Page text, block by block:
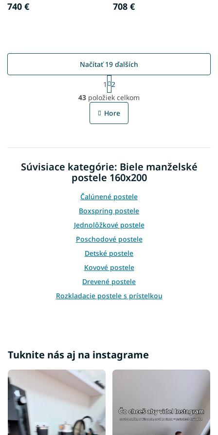
740 € 708 €
O
v
l
á
c
e
p
r
v
k
y
v
ý
p
i
s
u
Načítať 19 ďalších
S
t
r
á
n
a
e
1
2
43 položiek celkom
Hore
Súvisiace kategórie: Biele manželské
postele 160x200
Čalúnené postele
Boxspring postele
Jednolôžkové postele
Poschodové postele
Detské postele
Kovové postele
Drevené postele
Rozkladacie postele s prístelkou
Váľandy
Moderné postele
Luxusné postele
Postele 140x200
Postele 160x200
Postele 180x200
Tuknite nás aj na instagrame